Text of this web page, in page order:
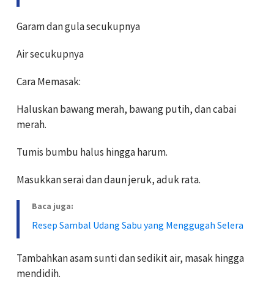
Garam dan gula secukupnya
Air secukupnya
Cara Memasak:
Haluskan bawang merah, bawang putih, dan cabai
merah.
Tumis bumbu halus hingga harum.
Masukkan serai dan daun jeruk, aduk rata.
Baca juga:
Resep Sambal Udang Sabu yang Menggugah Selera
Tambahkan asam sunti dan sedikit air, masak hingga
mendidih.